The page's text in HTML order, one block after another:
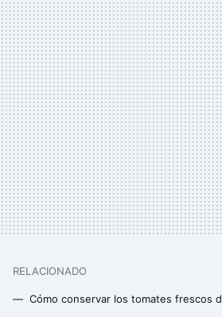
RELACIONADO